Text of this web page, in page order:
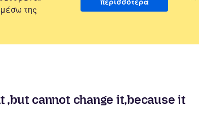
της
περισσότερα
cannot change it,because it